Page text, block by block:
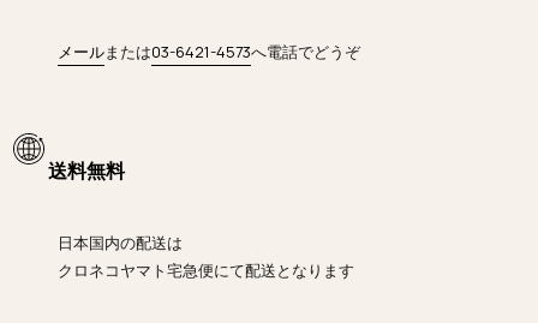
メールまたは03-6421-4573へ電話でどうぞ
送料無料
日本国内の配送は
クロネコヤマト宅急便にて配送となります